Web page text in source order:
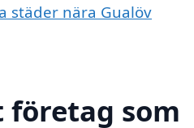
städer nära Gualöv
företag som